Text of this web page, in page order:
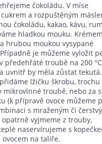
čokoládu. V míse
a rozpuštěným
čokoládu, kakao, kávu,
hladkou mouku. Krémem
hrubou moukou vysypané
je můžeme vyložit
předehřáté troubě na 200
uvnitř by měla zůstat tekutá.
lžičku škrobu,
mikrovlnné troubě, nebo za
(k přípravě ovoce můžeme
s mraženým či
opatrně vyjmeme z trouby,
naservírujeme s
na talíře.